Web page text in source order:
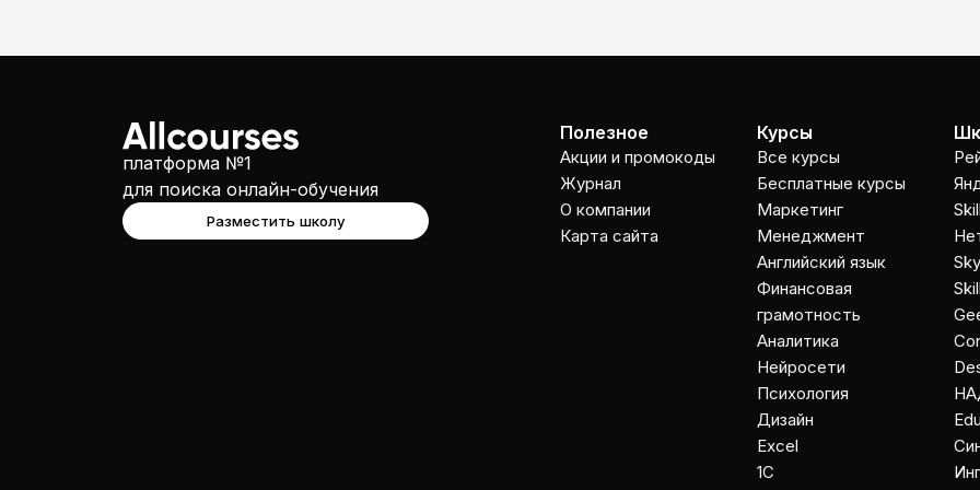
платформа №1
для поиска онлайн-обучения
Разместить школу
Полезное
Акции и промокоды
Журнал
О компании
Карта сайта
Курсы
Все курсы
Бесплатные курсы
Маркетинг
Менеджмент
Английский язык
Финансовая
грамотность
Аналитика
Нейросети
Психология
Дизайн
Excel
1C